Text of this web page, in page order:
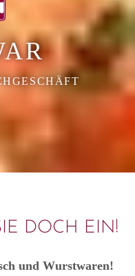
DOCH EIN!
und Wurstwaren!